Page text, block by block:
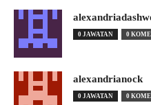
0 JAWATAN 0
alexandrianock
0 JAWATAN 0